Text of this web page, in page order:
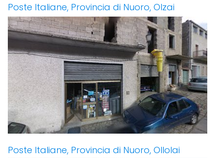
Poste Italiane, Provincia di Nuoro, Olzai
Poste Italiane, Provincia di Nuoro, Ollolai